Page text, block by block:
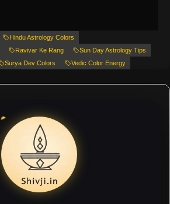
Hindu Astrology Colors
Ravivar Ke Rang
Sun Day Astrology Tips
Surya Dev Colors Vedic Color Energy